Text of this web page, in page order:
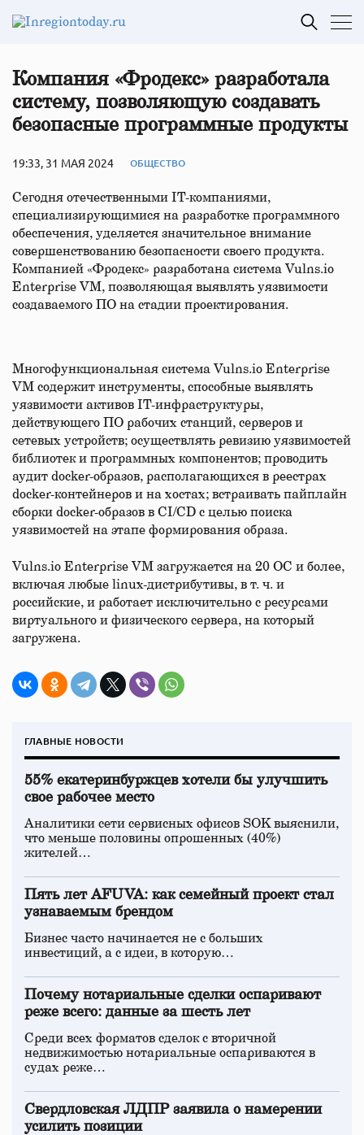
Компания «Фродекс» разработала
систему, позволяющую создавать
безопасные программные продукты
19:33, 31 МАЯ 2024 ОБЩЕСТВО
Сегодня отечественными IT-компаниями,
специализирующимися на разработке программного
обеспечения, уделяется значительное внимание
совершенствованию безопасности своего продукта.
Компанией «Фродекс» разработана система Vulns.io
Enterprise VM, позволяющая выявлять уязвимости
создаваемого ПО на стадии проектирования.
Многофункциональная система Vulns.io Enterprise
VM содержит инструменты, способные выявлять
уязвимости активов IT-инфраструктуры,
действующего ПО рабочих станций, серверов и
сетевых устройств; осуществлять ревизию уязвимостей
библиотек и программных компонентов; проводить
аудит docker-образов, располагающихся в реестрах
docker-контейнеров и на хостах; встраивать пайплайн
сборки docker-образов в CI/CD с целью поиска
уязвимостей на этапе формирования образа.
Vulns.io Enterprise VM загружается на 20 ОС и более,
включая любые linux-дистрибутивы, в т. ч. и
российские, и работает исключительно с ресурсами
виртуального и физического сервера, на который
загружена.
ГЛАВНЫЕ НОВОСТИ
55% екатеринбуржцев хотели бы улучшить
свое рабочее место
Аналитики сети сервисных офисов SOK выяснили,
что меньше половины опрошенных (40%)
жителей…
Пять лет AFUVA: как семейный проект стал
узнаваемым брендом
Бизнес часто начинается не с больших
инвестиций, а с идеи, в которую…
Почему нотариальные сделки оспаривают
реже всего: данные за шесть лет
Среди всех форматов сделок с вторичной
недвижимостью нотариальные оспариваются в
судах реже…
Свердловская ЛДПР заявила о намерении
усилить позиции